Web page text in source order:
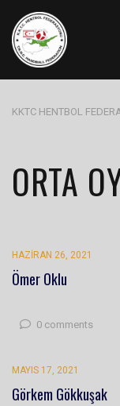
KKTC HENTBOL
ORTA
HAZIRAN 26, 2021
Ömer Oklu
0 comments
MAYIS 17, 2021
Görkem Gökkuşak